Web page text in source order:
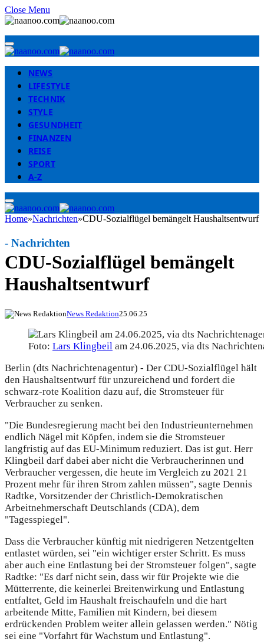
Close Menu
NEWS
LIFESTYLE
TECHNIK
STYLE
GESUNDHEIT
FINANZEN
REISE
SPORT
A-Z
Home»Nachrichten»CDU-Sozialflügel bemängelt Haushaltsentwurf
CDU-Sozialflügel bemängelt
Haushaltsentwurf
- Nachrichten
News Redaktion25.06.25
Foto: Lars Klingbeil am 24.06.2025, via dts
Berlin (dts Nachrichtenagentur) - Der CDU-Sozialflügel hält
den Haushaltsentwurf für unzureichend und fordert die
schwarz-rote Koalition dazu auf, die Stromsteuer für
Verbraucher zu senken.
"Die Bundesregierung macht bei den Industrieunternehmen
endlich Nägel mit Köpfen, indem sie die Stromsteuer
langfristig auf das EU-Minimum reduziert. Das ist gut. Herr
Klingbeil darf dabei aber nicht die Verbraucherinnen und
Verbraucher vergessen, die heute im Vergleich zu 2021 21
Prozent mehr für ihren Strom zahlen müssen", sagte Dennis
Radtke, Vorsitzender der Christlich-Demokratischen
Arbeitnehmerschaft Deutschlands (CDA), dem
"Tagesspiegel".
Dass die Verbraucher künftig mit niedrigeren Netzentgelten
entlastet würden, sei "ein wichtiger erster Schritt. Es muss
aber auch eine Entlastung bei der Stromsteuer folgen", sagte
Radtke: "Es darf nicht sein, dass wir für Projekte wie die
Mütterrente, die keinerlei Breitenwirkung und Entlastung
entfaltet, Geld im Haushalt freischaufeln und die hart
arbeitende Mitte, Familien mit Kindern, bei diesem
erdrückenden Problem weiter allein gelassen werden." Nötig
sei eine "Vorfahrt für Wachstum und Entlastung".